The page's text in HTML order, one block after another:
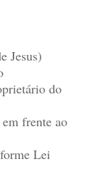
Jesus)
do
frente ao
Lei